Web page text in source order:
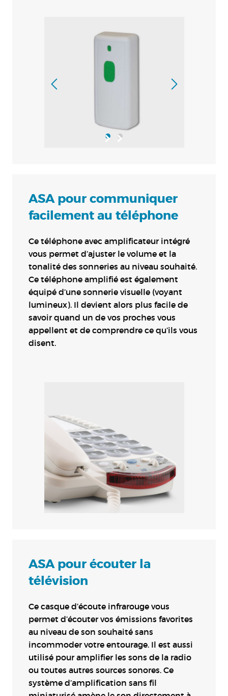
ASA pour communiquer
facilement au téléphone
Ce téléphone avec amplificateur intégré
vous permet d’ajuster le volume et la
tonalité des sonneries au niveau souhaité.
Ce téléphone amplifié est également
équipé d’une sonnerie visuelle (voyant
lumineux). Il devient alors plus facile de
savoir quand un de vos proches vous
appellent et de comprendre ce qu’ils vous
disent.
ASA pour écouter la
télévision
Ce casque d’écoute infrarouge vous
permet d’écouter vos émissions favorites
au niveau de son souhaité sans
incommoder votre entourage. Il est aussi
utilisé pour amplifier les sons de la radio
ou toutes autres sources sonores. Ce
système d’amplification sans fil